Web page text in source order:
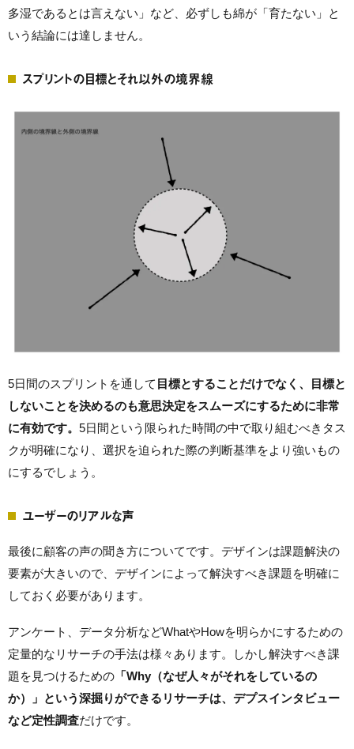
多湿であるとは言えない」など、必ずしも綿が「育たない」と
いう結論には達しません。
スプリントの目標とそれ以外の境界線
5日間のスプリントを通して 目標とすることだけでなく、目標と
しないことを決めるのも意思決定をスムーズにするために非常
に有効です。 5日間という限られた時間の中で取り組むべきタス
クが明確になり、選択を迫られた際の判断基準をより強いもの
にするでしょう。
ユーザーのリアルな声
最後に顧客の声の聞き方についてです。デザインは課題解決の
要素が大きいので、デザインによって解決すべき課題を明確に
しておく必要があります。
アンケート、データ分析などWhatやHowを明らかにするための
定量的なリサーチの手法は様々あります。しかし解決すべき課
題を見つけるための 「Why（なぜ人々がそれをしているの
か）」という深掘りができるリサーチは、デプスインタビュー
など定性調査だけです。